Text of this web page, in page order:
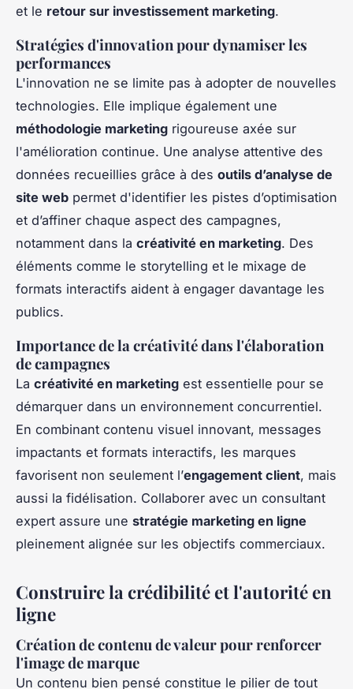
et le retour sur investissement marketing.
Stratégies d'innovation pour dynamiser les
performances
L'innovation ne se limite pas à adopter de nouvelles
technologies. Elle implique également une
méthodologie marketing rigoureuse axée sur
l'amélioration continue. Une analyse attentive des
données recueillies grâce à des outils d’analyse de
site web permet d'identifier les pistes d’optimisation
et d’affiner chaque aspect des campagnes,
notamment dans la créativité en marketing. Des
éléments comme le storytelling et le mixage de
formats interactifs aident à engager davantage les
publics.
Importance de la créativité dans l'élaboration
de campagnes
La créativité en marketing est essentielle pour se
démarquer dans un environnement concurrentiel.
En combinant contenu visuel innovant, messages
impactants et formats interactifs, les marques
favorisent non seulement l’engagement client, mais
aussi la fidélisation. Collaborer avec un consultant
expert assure une stratégie marketing en ligne
pleinement alignée sur les objectifs commerciaux.
Construire la crédibilité et l'autorité en
ligne
Création de contenu de valeur pour renforcer
l'image de marque
Un contenu bien pensé constitue le pilier de tout